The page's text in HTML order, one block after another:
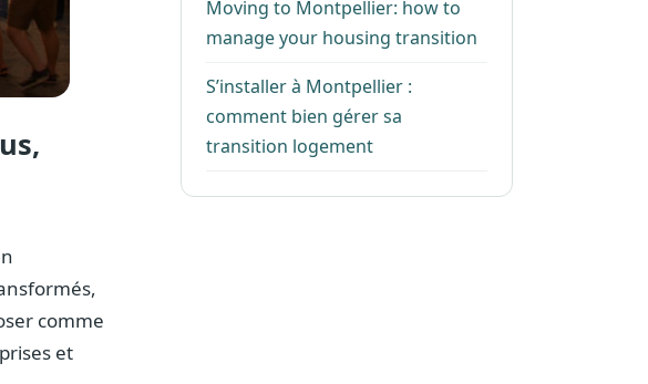
comme
et
Moving to Montpellier: how to
manage your housing transition
S’installer à Montpellier :
comment bien gérer sa
transition logement